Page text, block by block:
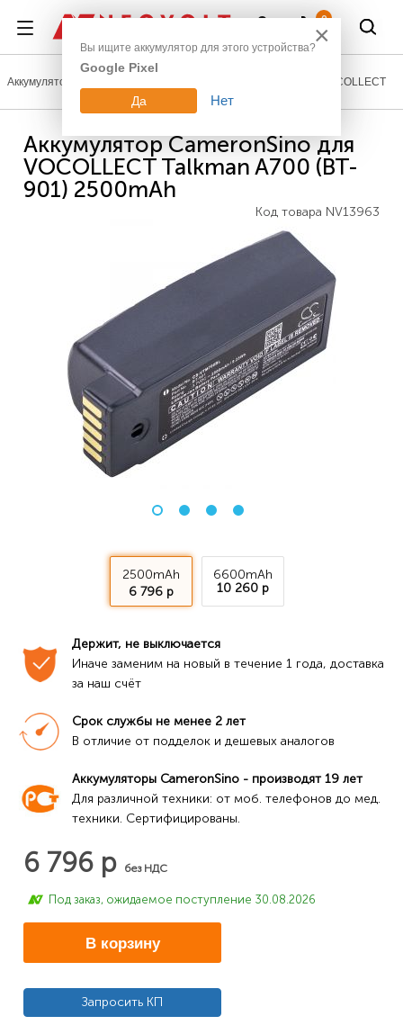
0
Аккумуляторы для сканеров штрих-кодов и терминалов VOCOLLECT
Аккумулятор CameronSino для
VOCOLLECT Talkman A700 (BT-
901) 2500mAh
Код товара NV13963
2500mAh
6 796 р
6600mAh
10 260 р
Держит, не выключается
Иначе заменим на новый в течение 1 года, доставка
за наш счёт
Срок службы не менее 2 лет
В отличие от подделок и дешевых аналогов
Аккумуляторы CameronSino - производят 19 лет
Для различной техники: от моб. телефонов до мед.
техники. Сертифицированы.
6 796 р без НДС
Под заказ, ожидаемое поступление 30.08.2026
В корзину
Запросить КП
×
Вы ищите аккумулятор для этого устройства?
Google Pixel
Да Нет